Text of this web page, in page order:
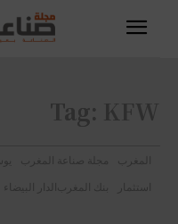
Tag: KFW
المغرب مجلة صناعة المغرب
استثمار
بنك المغرب الدار البيضاء